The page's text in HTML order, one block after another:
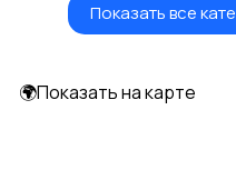
Показать все
🌍Показать на карте